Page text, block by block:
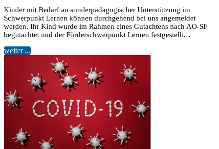
Kinder mit Bedarf an sonderpädagogischer Unterstützung im
Schwerpunkt Lernen können durchgehend bei uns angemeldet
werden. Ihr Kind wurde im Rahmen eines Gutachtens nach AO-SF
begutachtet und der Förderschwerpunkt Lernen festgestellt…
weiter ...